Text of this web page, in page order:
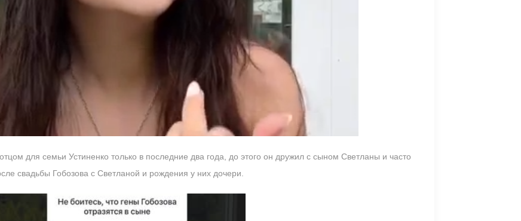
для семьи Устиненко только в последние два года, до этого он дружил с сыном Светланы и часто
свадьбы Гобозова с Светланой и рождения у них дочери.